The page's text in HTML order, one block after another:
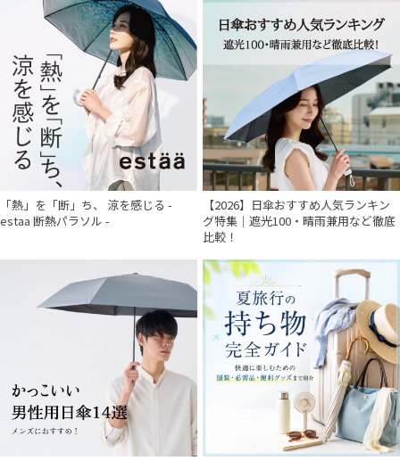
件
「熱」を「断」ち、 涼を感じる -
estaa 断熱パラソル -
【2026】日傘おすすめ人気ランキン
グ特集｜遮光100・晴雨兼用など徹底
比較！